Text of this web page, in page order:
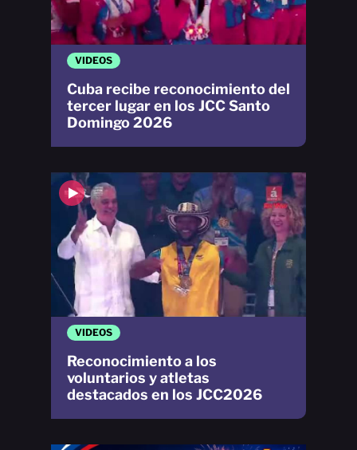
VIDEOS
Reconocimiento a los
voluntarios y atletas
destacados en los JCC2026
VIDEOS
Cuba recibe reconocimiento del
tercer lugar en los JCC Santo
Domingo 2026